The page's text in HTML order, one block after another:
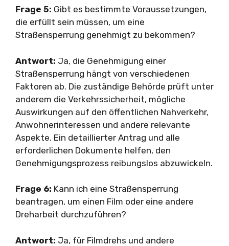
Frage 5: Gibt es bestimmte Voraussetzungen,
die erfüllt sein müssen, um eine
Straßensperrung genehmigt zu bekommen?
Antwort: Ja, die Genehmigung einer
Straßensperrung hängt von verschiedenen
Faktoren ab. Die zuständige Behörde prüft unter
anderem die Verkehrssicherheit, mögliche
Auswirkungen auf den öffentlichen Nahverkehr,
Anwohnerinteressen und andere relevante
Aspekte. Ein detaillierter Antrag und alle
erforderlichen Dokumente helfen, den
Genehmigungsprozess reibungslos abzuwickeln.
Frage 6: Kann ich eine Straßensperrung
beantragen, um einen Film oder eine andere
Dreharbeit durchzuführen?
Antwort: Ja, für Filmdrehs und andere